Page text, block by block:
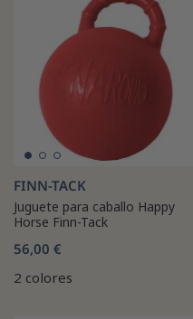
FINN-TACK
Juguete para caballo Happy
Horse Finn-Tack
56,00 €
2 colores